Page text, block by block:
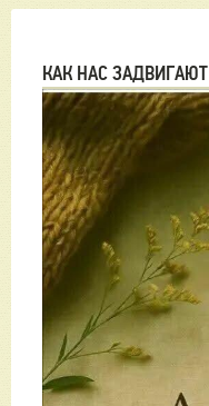
КАК НАС ЗАДВИГАЮТ